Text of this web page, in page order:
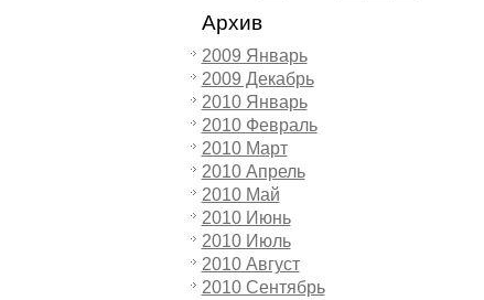
Архив
2009 Январь
2009 Декабрь
2010 Январь
2010 Февраль
2010 Март
2010 Апрель
2010 Май
2010 Июнь
2010 Июль
2010 Август
2010 Сентябрь